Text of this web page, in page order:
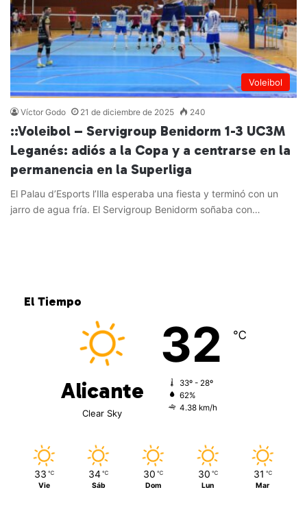
Voleibol
Víctor Godo 21 de diciembre de 2025 240
::Voleibol – Servigroup Benidorm 1-3 UC3M
Leganés: adiós a la Copa y a centrarse en la
permanencia en la Superliga
El Palau d’Esports l’Illa esperaba una fiesta y terminó con un
jarro de agua fría. El Servigroup Benidorm soñaba con…
El Tiempo
Alicante
Clear Sky
32 ℃
33º - 28º
62%
4.38 km/h
33 ℃
Vie
34 ℃
Sáb
30 ℃
Dom
30 ℃
Lun
31 ℃
Mar